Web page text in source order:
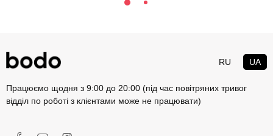
RU UA
Працюємо щодня з 9:00 до 20:00 (під час повітряних тривог
відділ по роботі з клієнтами може не працювати)